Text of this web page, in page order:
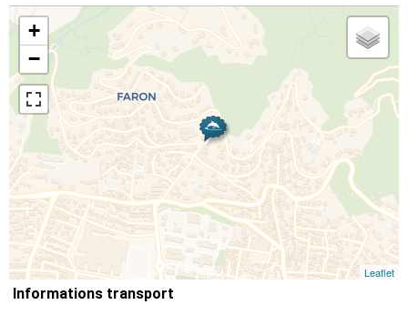
+
−
Leaflet
Informations transport